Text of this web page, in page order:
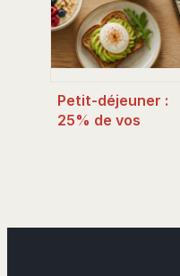
Petit-déjeuner :
25% de vos